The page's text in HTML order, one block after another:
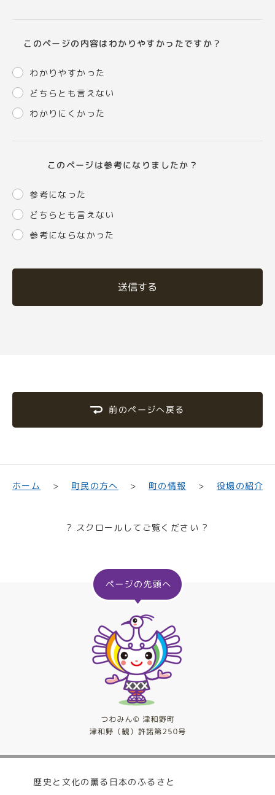
このページの内容はわかりやすかったですか？
わかりやすかった
どちらとも言えない
わかりにくかった
このページは参考になりましたか？
参考になった
どちらとも言えない
参考にならなかった
送信する
前のページへ戻る
ホーム 町民の方へ 町の情報 役場の紹介
? スクロールしてご覧ください ?
歴史と文化の薫る日本のふるさと